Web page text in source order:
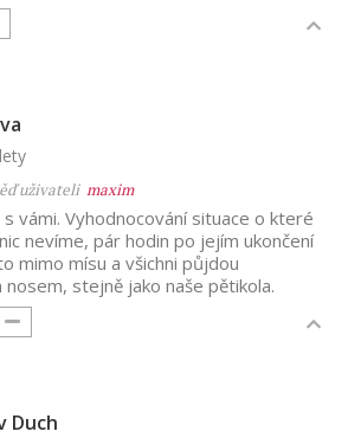
uživateli maxim
s vámi. Vyhodnocování situace o které
nevíme, pár hodin po jejím ukončení
mimo mísu a všichni půjdou
nosem, stejně jako naše pětikola.
Duch